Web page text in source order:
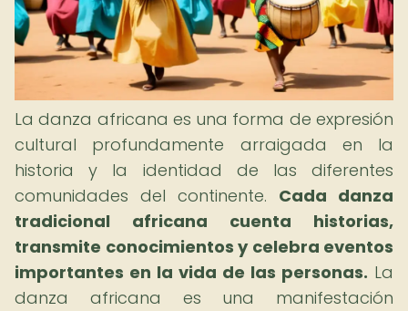
La danza africana es una forma de expresión
cultural profundamente arraigada en la
historia y la identidad de las diferentes
comunidades del continente. Cada danza
tradicional africana cuenta historias,
transmite conocimientos y celebra eventos
importantes en la vida de las personas. La
danza africana es una manifestación